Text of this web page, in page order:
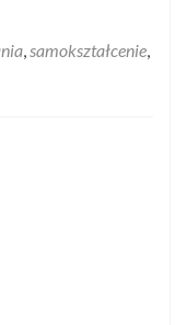
,samokształcenie,